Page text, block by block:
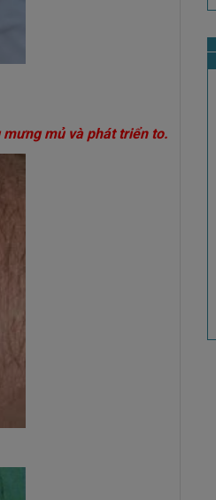
mủ và phát triển to.